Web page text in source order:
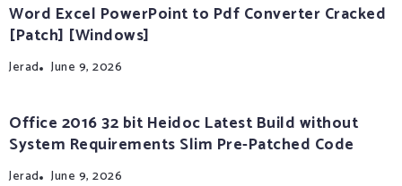
Word Excel PowerPoint to Pdf Converter Cracked
[Patch] [Windows]
Jerad June 9, 2026
Office 2016 32 bit Heidoc Latest Build without
System Requirements Slim Pre-Patched Code
Jerad June 9, 2026